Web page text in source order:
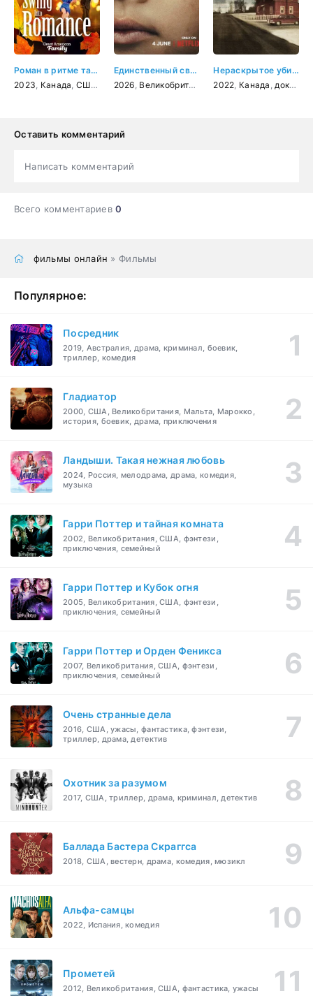
Роман в ритме танца
2023 Канада США , драма
Единственный свидетель
2026 Великобритания США, драма, криминал
Нераскрытое убийство Беверли Линн Смит
2022 Канада документальный
Оставить комментарий
Написать комментарий
Всего комментариев0
фильмы онлайн » Фильмы
Популярное:
Посредник
2019, Австралия, драма, криминал, боевик,
триллер, комедия
Гладиатор
2000, США, Великобритания, Мальта, Марокко,
история, боевик, драма, приключения
Ландыши. Такая нежная любовь
2024, Россия, мелодрама, драма, комедия,
музыка
Гарри Поттер и тайная комната
2002, Великобритания, США, фэнтези,
приключения, семейный
Гарри Поттер и Кубок огня
2005, Великобритания, США, фэнтези,
приключения, семейный
Гарри Поттер и Орден Феникса
2007, Великобритания, США, фэнтези,
приключения, семейный
Очень странные дела
2016, США, ужасы, фантастика, фэнтези,
триллер, драма, детектив
Охотник за разумом
2017, США, триллер, драма, криминал, детектив
Баллада Бастера Скраггса
2018, США, вестерн, драма, комедия, мюзикл
Альфа-самцы
2022, Испания, комедия
Прометей
2012, Великобритания, США, фантастика, ужасы